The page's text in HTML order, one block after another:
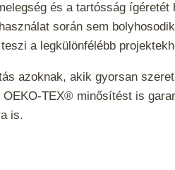
és a tartósság
során sem
a legkülönfélébb
azoknak, akik gyorsan
TEX® minősítést is
is.